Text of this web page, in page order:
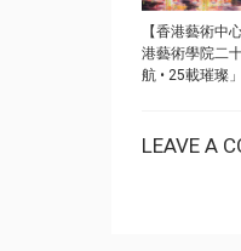
【香港藝術中
港藝術學院二
航 • 25載璀璨」
LEAVE A